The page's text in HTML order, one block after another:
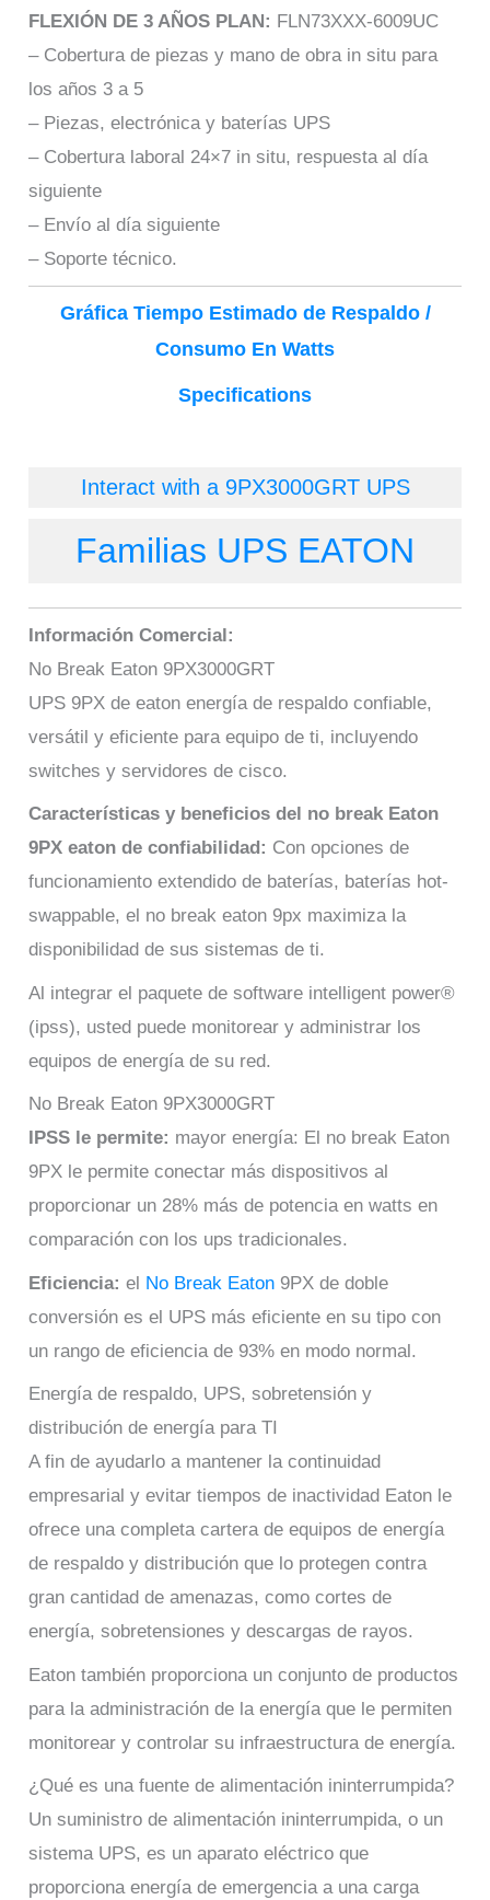
FLEXIÓN DE 3 AÑOS PLAN: FLN73XXX-6009UC
– Cobertura de piezas y mano de obra in situ para
los años 3 a 5
– Piezas, electrónica y baterías UPS
– Cobertura laboral 24×7 in situ, respuesta al día
siguiente
– Envío al día siguiente
– Soporte técnico.
Gráfica Tiempo Estimado de Respaldo /
Consumo En Watts
Specifications
Interact with a 9PX3000GRT UPS
Familias UPS EATON
Información Comercial:
No Break Eaton 9PX3000GRT
UPS 9PX de eaton energía de respaldo confiable,
versátil y eficiente para equipo de ti, incluyendo
switches y servidores de cisco.
Características y beneficios del no break Eaton
9PX eaton de confiabilidad: Con opciones de
funcionamiento extendido de baterías, baterías hot-
swappable, el no break eaton 9px maximiza la
disponibilidad de sus sistemas de ti.
Al integrar el paquete de software intelligent power®
(ipss), usted puede monitorear y administrar los
equipos de energía de su red.
No Break Eaton 9PX3000GRT
IPSS le permite: mayor energía: El no break Eaton
9PX le permite conectar más dispositivos al
proporcionar un 28% más de potencia en watts en
comparación con los ups tradicionales.
Eficiencia: el No Break Eaton 9PX de doble
conversión es el UPS más eficiente en su tipo con
un rango de eficiencia de 93% en modo normal.
Energía de respaldo, UPS, sobretensión y
distribución de energía para TI
A fin de ayudarlo a mantener la continuidad
empresarial y evitar tiempos de inactividad Eaton le
ofrece una completa cartera de equipos de energía
de respaldo y distribución que lo protegen contra
gran cantidad de amenazas, como cortes de
energía, sobretensiones y descargas de rayos.
Eaton también proporciona un conjunto de productos
para la administración de la energía que le permiten
monitorear y controlar su infraestructura de energía.
¿Qué es una fuente de alimentación ininterrumpida?
Un suministro de alimentación ininterrumpida, o un
sistema UPS, es un aparato eléctrico que
proporciona energía de emergencia a una carga